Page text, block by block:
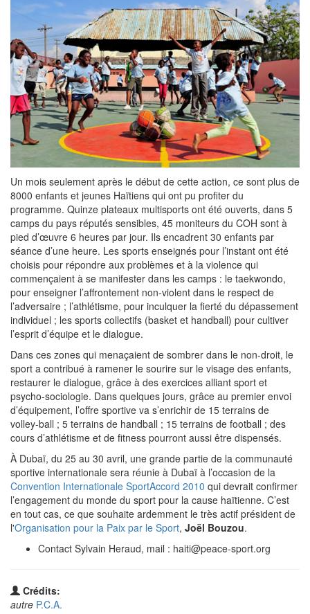
Un mois seulement après le début de cette action, ce sont plus de
8000 enfants et jeunes Haïtiens qui ont pu profiter du
programme. Quinze plateaux multisports ont été ouverts, dans 5
camps du pays réputés sensibles, 45 moniteurs du COH sont à
pied d’œuvre 6 heures par jour. Ils encadrent 30 enfants par
séance d’une heure. Les sports enseignés pour l’instant ont été
choisis pour répondre aux problèmes et à la violence qui
commençaient à se manifester dans les camps : le taekwondo,
pour enseigner l’affrontement non-violent dans le respect de
l’adversaire ; l’athlétisme, pour inculquer la fierté du dépassement
individuel ; les sports collectifs (basket et handball) pour cultiver
l’esprit d’équipe et le dialogue.
Dans ces zones qui menaçaient de sombrer dans le non-droit, le
sport a contribué à ramener le sourire sur le visage des enfants,
restaurer le dialogue, grâce à des exercices alliant sport et
psycho-sociologie. Dans quelques jours, grâce au premier envoi
d’équipement, l’offre sportive va s’enrichir de 15 terrains de
volley-ball ; 5 terrains de handball ; 15 terrains de football ; des
cours d’athlétisme et de fitness pourront aussi être dispensés.
À Dubaï, du 25 au 30 avril, une grande partie de la communauté
sportive internationale sera réunie à Dubaï à l’occasion de la
Convention Internationale SportAccord 2010 qui devrait confirmer
l’engagement du monde du sport pour la cause haïtienne. C’est
en tout cas, ce que souhaite ardemment le très actif président de
l'Organisation pour la Paix par le Sport, Joël Bouzou.
Contact Sylvain Heraud, mail : haiti@peace-sport.org
Crédits:
autre P.C.A.